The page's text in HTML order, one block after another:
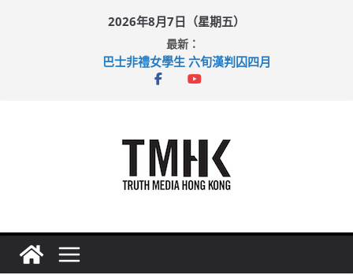
2026年8月7日（星期五）
最新：
巴士非禮女學生 六旬漢判囚四月
涉造假公屋富戶申報表 倉管員准保釋候訊